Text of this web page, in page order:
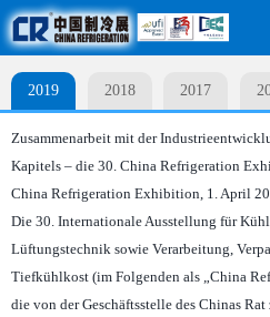
2019 2018 2017
Zusammenarbeit mit der
Kapitels – die 30. China Refrigeration
China Refrigeration Exhibition, 1. April
Die 30. Internationale Ausstellung für
Lüftungstechnik sowie Verarbeitung,
Tiefkühlkost (im Folgenden als „China
die von der Geschäftsstelle des Chinas